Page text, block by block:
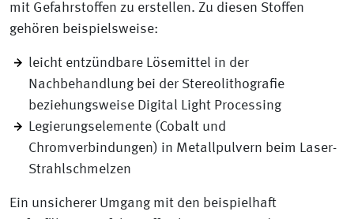
mit Gefahrstoffen zu erstellen. Zu diesen Stoffen
gehören beispielsweise:
leicht entzündbare Lösemittel in der
Nachbehandlung bei der Stereolithografie
beziehungsweise Digital Light Processing
Legierungselemente (Cobalt und
Chromverbindungen) in Metallpulvern beim Laser-
Strahlschmelzen
Ein unsicherer Umgang mit den beispielhaft